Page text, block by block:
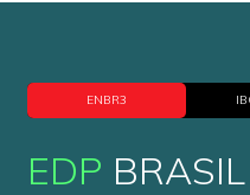
ENBR3
EDP BRASIL